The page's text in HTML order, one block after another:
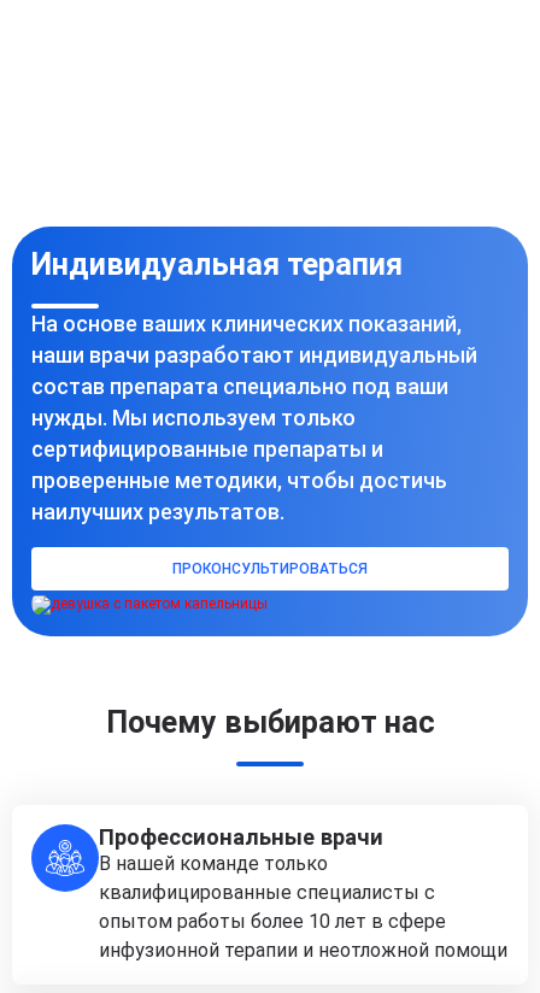
Индивидуальная терапия
На основе ваших клинических показаний,
наши врачи разработают индивидуальный
состав препарата специально под ваши
нужды. Мы используем только
сертифицированные препараты и
проверенные методики, чтобы достичь
наилучших результатов.
ПРОКОНСУЛЬТИРОВАТЬСЯ
Почему выбирают нас
Профессиональные врачи
В нашей команде только
квалифицированные специалисты с
опытом работы более 10 лет в сфере
инфузионной терапии и неотложной помощи